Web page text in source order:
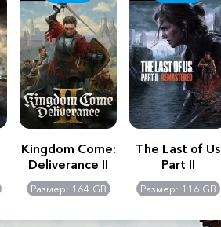
Kingdom Come:
Deliverance II
Размер: 164 GB
The Last of Us
Part II
Remastered
Размер: 116 GB